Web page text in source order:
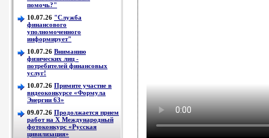
помочь?"
10.07.26 "Служба
финансового
уполномоченного
информирует"
10.07.26 Вниманию
физических лиц -
потребителей финансовых
услуг!
10.07.26 Примите участие в
видеоконкурсе «Формула
Энергии 63»
09.07.26 Продолжается прием
работ на Х Международный
фотоконкурс «Русская
цивилизация»